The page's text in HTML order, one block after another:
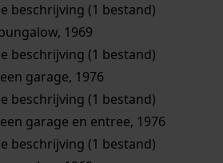
beschrijving (1 bestand)
1969
beschrijving (1 bestand)
garage, 1976
beschrijving (1 bestand)
garage en entree, 1976
beschrijving (1 bestand)